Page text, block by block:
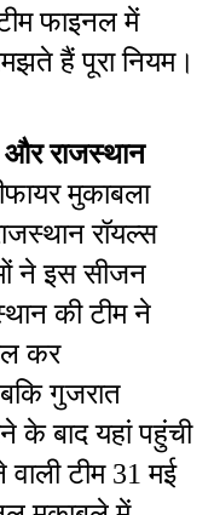
फाइनल में
हैं पूरा नियम।
और राजस्थान
मुकाबला
रॉयल्स
ने इस सीजन
की टीम ने
कर
गुजरात
के बाद यहां पहुंची
टीम 31 मई